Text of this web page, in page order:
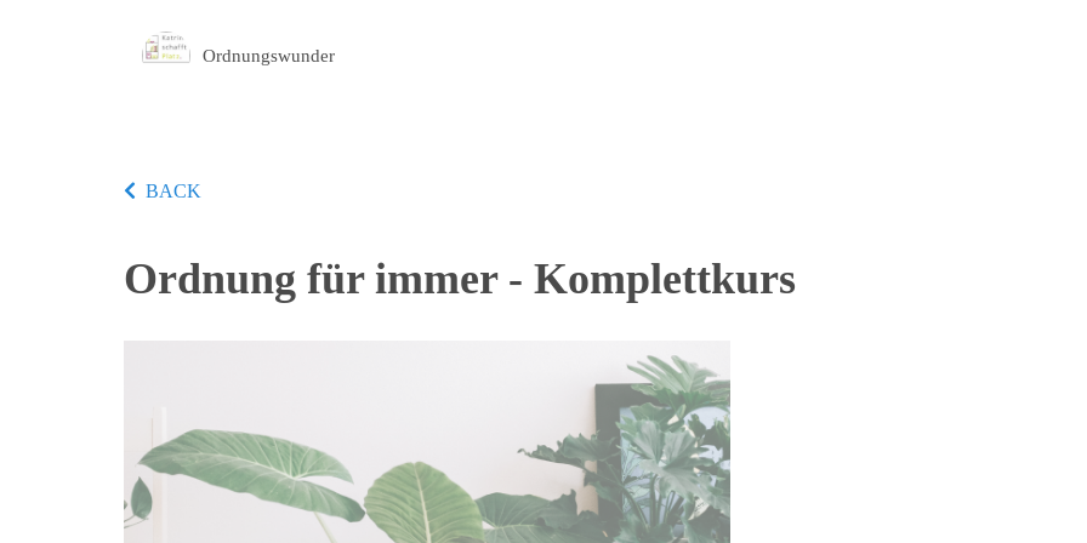
Ordnungswunder
BACK
Ordnung für immer - Komplettkurs